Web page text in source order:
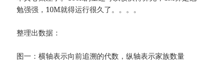
勉强强，10M就得运行很久了。。。。
整理出数据：
图一：横轴表示向前追溯的代数，纵轴表示家族数量